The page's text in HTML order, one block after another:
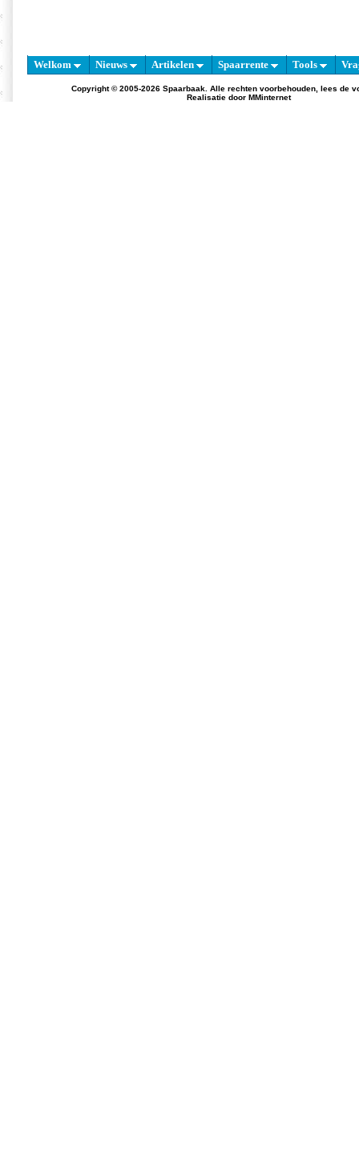
Welkom Nieuws Artikelen Spaarrente Tools
Copyright © 2005-2026 Spaarbaak. Alle rechten voorbehouden, lees de
Realisatie door MMinternet